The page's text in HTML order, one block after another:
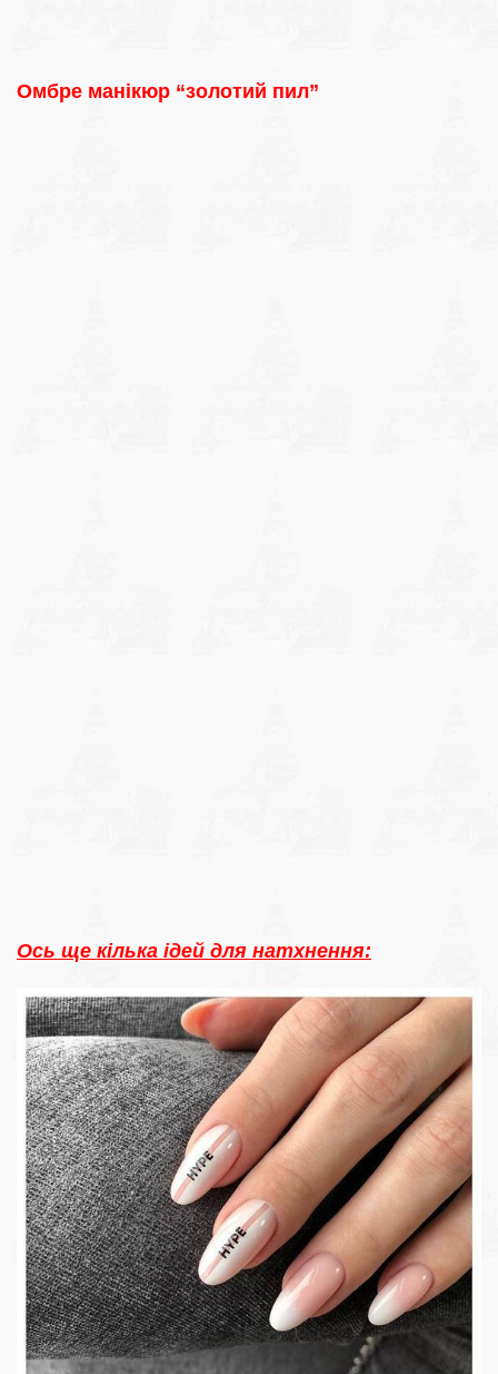
Омбре манікюр “золотий пил”
Ось ще кілька ідей для натхнення: